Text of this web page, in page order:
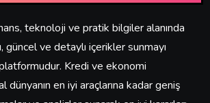
teknoloji ve pratik bilgiler alanında
güncel ve detaylı içerikler sunmayı
Kredi ve ekonomi
en iyi araçlarına kadar geniş